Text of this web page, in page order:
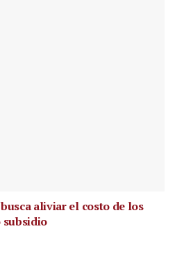
aliviar el costo de los
subsidio